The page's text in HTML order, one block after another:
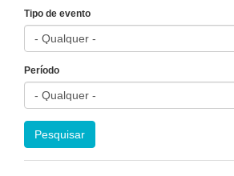
Tipo de evento
Período
Pesquisar